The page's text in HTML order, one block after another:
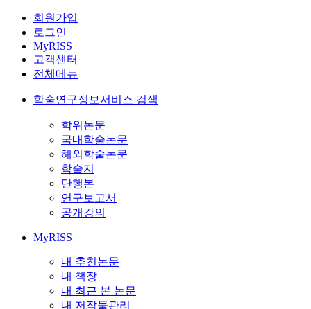
회원가입
로그인
MyRISS
고객센터
전체메뉴
학술연구정보서비스 검색
학위논문
국내학술논문
해외학술논문
학술지
단행본
연구보고서
공개강의
MyRISS
내 추천논문
내 책장
내 최근 본 논문
내 저작물관리